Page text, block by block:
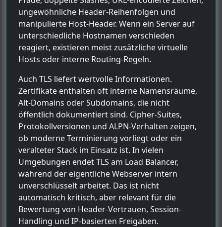
ungewöhnliche Header-Reihenfolgen und
manipulierte Host-Header. Wenn ein Server auf
unterschiedliche Hostnamen verschieden
reagiert, existieren meist zusätzliche virtuelle
Hosts oder interne Routing-Regeln.
Auch TLS liefert wertvolle Informationen.
Zertifikate enthalten oft interne Namensräume,
Alt-Domains oder Subdomains, die nicht
öffentlich dokumentiert sind. Cipher-Suites,
Protokollversionen und ALPN-Verhalten zeigen,
ob moderne Terminierung vorliegt oder ein
veralteter Stack im Einsatz ist. In vielen
Umgebungen endet TLS am Load Balancer,
während der eigentliche Webserver intern
unverschlüsselt arbeitet. Das ist nicht
automatisch kritisch, aber relevant für die
Bewertung von Header-Vertrauen, Session-
Handling und IP-basierten Freigaben.